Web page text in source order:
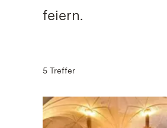
feiern.
5 Treffer